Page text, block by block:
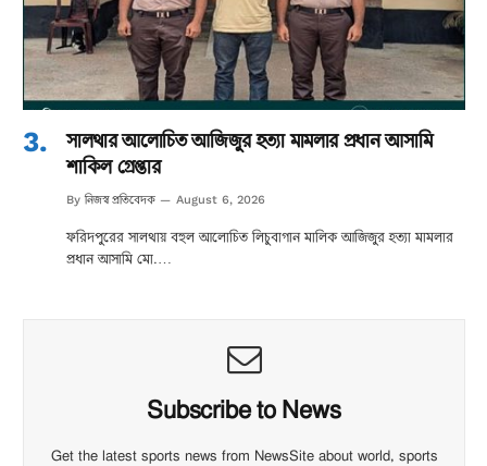
সালথার আলোচিত আজিজুর হত্যা মামলার প্রধান আসামি
শাকিল গ্রেপ্তার
By নিজস্ব প্রতিবেদক August 6, 2026
ফরিদপুরের সালথায় বহুল আলোচিত লিচুবাগান মালিক আজিজুর হত্যা মামলার
প্রধান আসামি মো.…
Subscribe to News
Get the latest sports news from NewsSite about world, sports